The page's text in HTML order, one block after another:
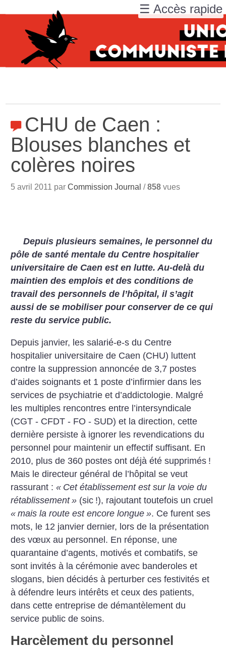
CHU de Caen :
Blouses blanches et
colères noires
5 avril 2011 parCommission Journal /858 vues
Depuis plusieurs semaines, le personnel du
pôle de santé mentale du Centre hospitalier
universitaire de Caen est en lutte. Au-delà du
maintien des emplois et des conditions de
travail des personnels de l’hôpital, il s’agit
aussi de se mobiliser pour conserver de ce qui
reste du service public.
Depuis janvier, les salarié-e-s du Centre
hospitalier universitaire de Caen (CHU) luttent
contre la suppression annoncée de 3,7 postes
d’aides soignants et 1 poste d’infirmier dans les
services de psychiatrie et d’addictologie. Malgré
les multiples rencontres entre l’intersyndicale
(CGT - CFDT - FO - SUD) et la direction, cette
dernière persiste à ignorer les revendications du
personnel pour maintenir un effectif suffisant. En
2010, plus de 360 postes ont déjà été supprimés !
Mais le directeur général de l’hôpital se veut
rassurant :« Cet établissement est sur la voie du
rétablissement » (sic !), rajoutant toutefois un cruel
« mais la route est encore longue ». Ce furent ses
mots, le 12 janvier dernier, lors de la présentation
des vœux au personnel. En réponse, une
quarantaine d’agents, motivés et combatifs, se
sont invités à la cérémonie avec banderoles et
slogans, bien décidés à perturber ces festivités et
à défendre leurs intérêts et ceux des patients,
dans cette entreprise de démantèlement du
service public de soins.
Harcèlement du personnel
☰ Accès rapide